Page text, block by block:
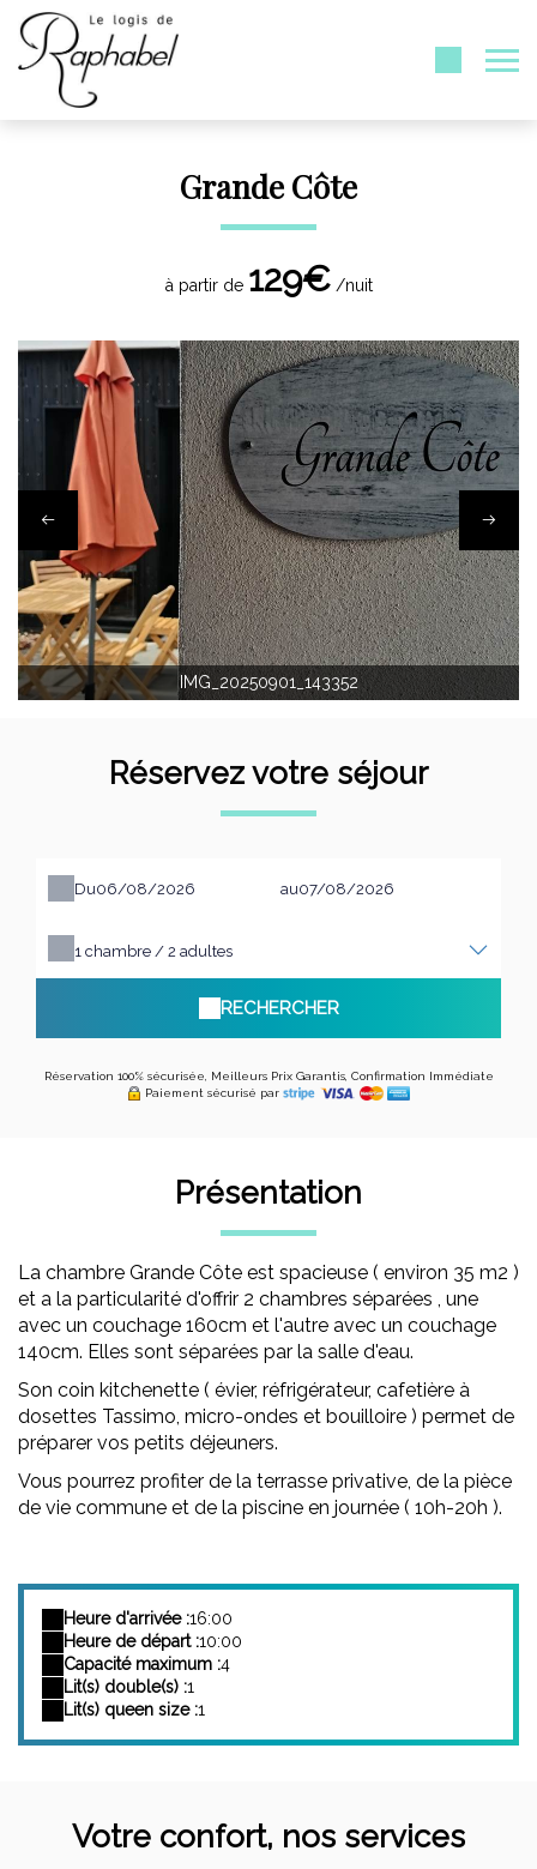
Grande Côte
à partir de 129€/nuit
IMG_20250901_143352
Réservez votre séjour
Du au
1 chambre / 2 adultes
RECHERCHER
Réservation 100% sécurisée, Meilleurs Prix Garantis, Confirmation Immédiate
Paiement sécurisé par
Présentation
La chambre Grande Côte est spacieuse ( environ 35 m2 )
et a la particularité d'offrir 2 chambres séparées , une
avec un couchage 160cm et l'autre avec un couchage
140cm. Elles sont séparées par la salle d'eau.
Son coin kitchenette ( évier, réfrigérateur, cafetière à
dosettes Tassimo, micro-ondes et bouilloire ) permet de
préparer vos petits déjeuners.
Vous pourrez profiter de la terrasse privative, de la pièce
de vie commune et de la piscine en journée ( 10h-20h ).
Heure d'arrivée :16:00
Heure de départ :10:00
Capacité maximum :4
Lit(s) double(s) :1
Lit(s) queen size :1
Votre confort, nos services